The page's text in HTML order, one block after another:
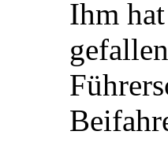
Ihm